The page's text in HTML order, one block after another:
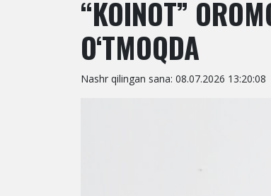
“KOINOT”
O‘TMOQDA
Nashr qilingan sana: 08.07.2026 13:20:08